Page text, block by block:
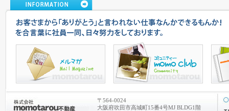
〒564-0024
大阪府吹田市高城町15番4号MJ BLDG1階